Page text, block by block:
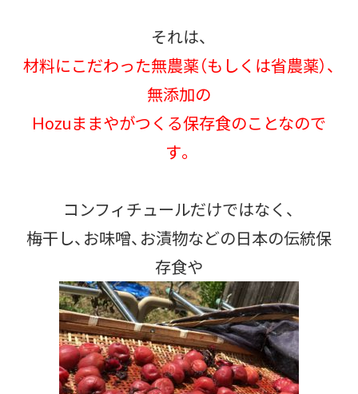
それは、
材料にこだわった無農薬（もしくは省農薬）、
無添加の
Hozuままやがつくる保存食のことなので
す。
コンフィチュールだけではなく、
梅干し、お味噌、お漬物などの日本の伝統保
存食や